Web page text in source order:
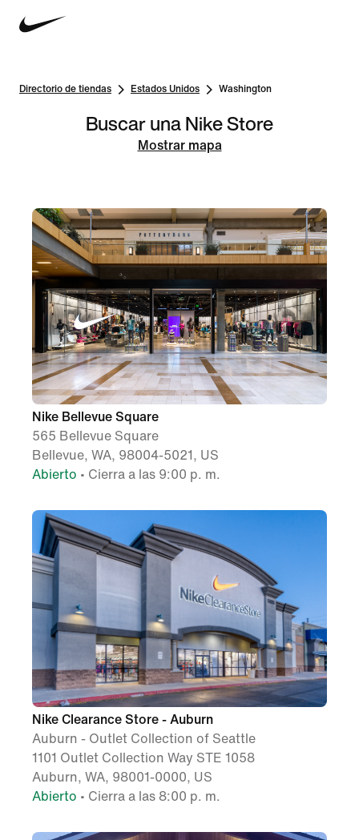
Directorio de tiendas Estados Unidos Washington
Buscar una Nike Store
Mostrar mapa
Nike Bellevue Square
565 Bellevue Square
Bellevue, WA, 98004-5021, US
Abierto • Cierra a las 9:00 p. m.
Nike Clearance Store - Auburn
Auburn - Outlet Collection of Seattle
1101 Outlet Collection Way STE 1058
Auburn, WA, 98001-0000, US
Abierto • Cierra a las 8:00 p. m.